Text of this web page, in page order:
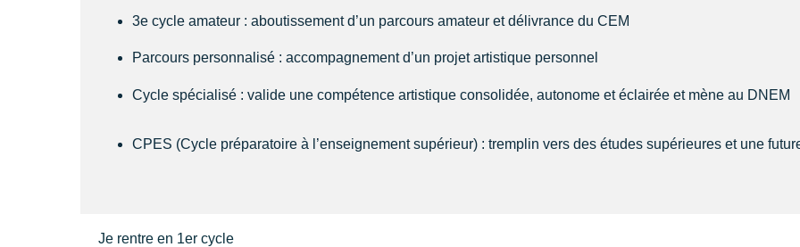
3e cycle amateur : aboutissement d’un parcours amateur et délivrance du CEM
Parcours personnalisé : accompagnement d’un projet artistique personnel
Cycle spécialisé : valide une compétence artistique consolidée, autonome et éclairée et mène au DNEM
CPES (Cycle préparatoire à l’enseignement supérieur) : tremplin vers des études supérieures et une
Je rentre en 1er cycle